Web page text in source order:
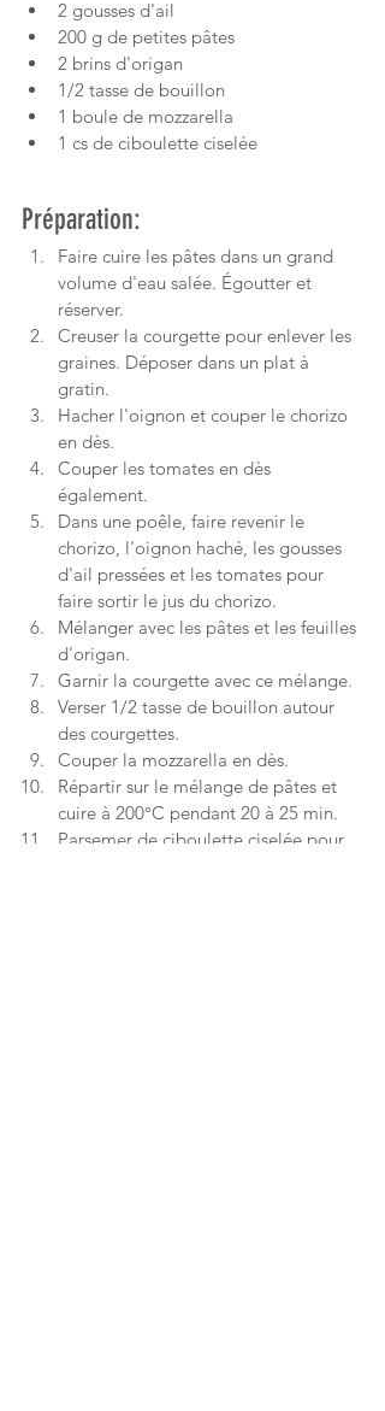
2 gousses d'ail
200 g de petites pâtes
2 brins d'origan
1/2 tasse de bouillon
1 boule de mozzarella
1 cs de ciboulette ciselée
Préparation:
Faire cuire les pâtes dans un grand
volume d'eau salée. Égoutter et
réserver.
Creuser la courgette pour enlever les
graines. Déposer dans un plat à
gratin.
Hacher l'oignon et couper le chorizo
en dès.
Couper les tomates en dès
également.
Dans une poêle, faire revenir le
chorizo, l'oignon haché, les gousses
d'ail pressées et les tomates pour
faire sortir le jus du chorizo.
Mélanger avec les pâtes et les feuilles
d'origan.
Garnir la courgette avec ce mélange.
Verser 1/2 tasse de bouillon autour
des courgettes.
Couper la mozzarella en dès.
Répartir sur le mélange de pâtes et
cuire à 200°C pendant 20 à 25 min.
Parsemer de ciboulette ciselée pour